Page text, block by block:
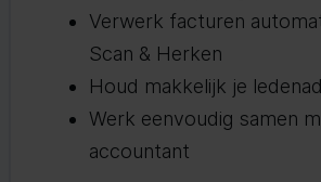
Verwerk facturen
Scan & Herken
Houd makkelijk je
Werk eenvoudig samen
accountant